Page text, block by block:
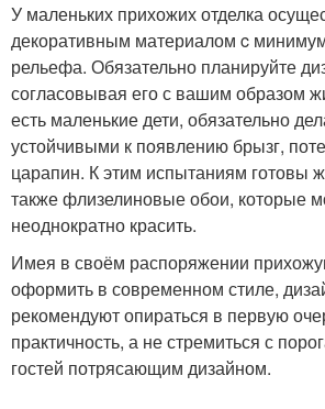
У маленьких прихожих отделка
декоративным материалом c
рельефа. Обязательно планируйте
согласовывая его с вашим образом
есть маленькие дети, обязательно
устойчивыми к появлению брызг,
царапин. К этим испытаниям готовы
также флизелиновые обои, которые
неоднократно красить.
Имея в своём распоряжении
оформить в современном стиле,
рекомендуют опираться в первую
практичность, а не стремиться с
гостей потрясающим дизайном.